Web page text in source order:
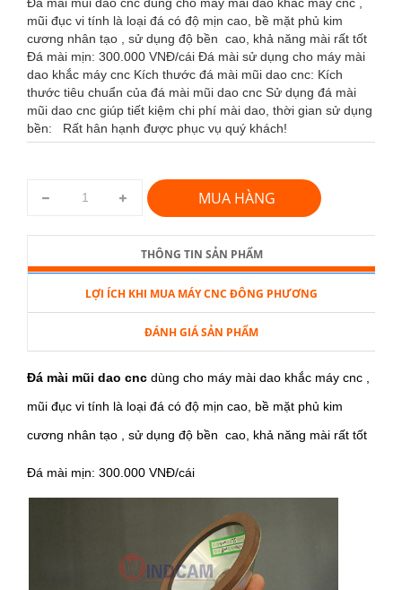
mũi đục vi tính là loại đá có độ mịn cao, bề mặt phủ kim
cương nhân tạo , sử dụng độ bền cao, khả năng mài rất tốt
Đá mài mịn: 300.000 VNĐ/cái Đá mài sử dụng cho máy mài
dao khắc máy cnc Kích thước đá mài mũi dao cnc: Kích
thước tiêu chuẩn của đá mài mũi dao cnc Sử dụng đá mài
mũi dao cnc giúp tiết kiệm chi phí mài dao, thời gian sử dụng
bền: Rất hân hạnh được phục vụ quý khách!
MUA HÀNG
THÔNG TIN SẢN PHẨM
LỢI ÍCH KHI MUA MÁY CNC ĐÔNG PHƯƠNG
ĐÁNH GIÁ SẢN PHẨM
Đá mài mũi dao cnc dùng cho máy mài dao khắc máy cnc ,
mũi đục vi tính là loại đá có độ mịn cao, bề mặt phủ kim
cương nhân tạo , sử dụng độ bền cao, khả năng mài rất tốt
Đá mài mịn: 300.000 VNĐ/cái